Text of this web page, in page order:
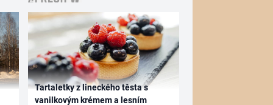
Tartaletky z lineckého těsta s
vanilkovým krémem a lesním